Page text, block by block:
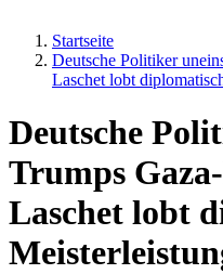
Startseite
Deutsche Politiker
Laschet lobt
Deutsche
Trumps
Laschet lobt